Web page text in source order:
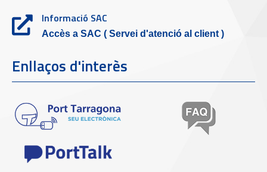
Informació SAC
Accès a SAC ( Servei d'atenció al client )
Enllaços d'interès